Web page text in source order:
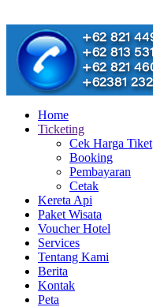
Home
Ticketing
Cek Harga Tiket
Booking
Pembayaran
Cetak
Kereta Api
Paket Wisata
Voucher Hotel
Services
Tentang Kami
Berita
Kontak
Peta